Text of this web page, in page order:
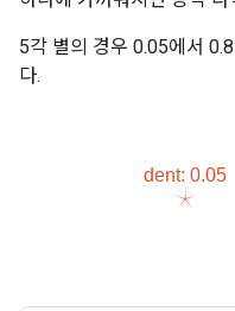
5각 별의 경우 0.05에서
다.